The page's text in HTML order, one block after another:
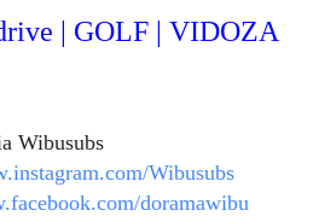
| GOLF | VIDOZA
Wibusubs
Wibusubs
doramawibu